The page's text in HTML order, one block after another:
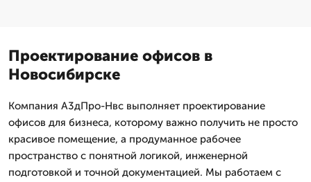
Проектирование офисов в
Новосибирске
Компания А3дПро-Нвс выполняет проектирование
офисов для бизнеса, которому важно получить не просто
красивое помещение, а продуманное рабочее
пространство с понятной логикой, инженерной
подготовкой и точной документацией. Мы работаем с